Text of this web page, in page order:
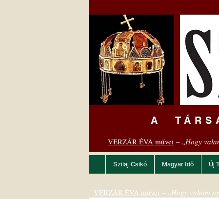
A
VERZÁR ÉVA művei – „Hogy
Szilaj Csikó Magyar Idő Új
VERZÁR ÉVA művei – „Hogy valami